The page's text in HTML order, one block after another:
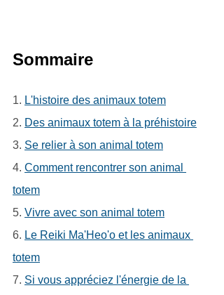
Sommaire
1. L'histoire des animaux totem
2. Des animaux totem à la préhistoire
3. Se relier à son animal totem
4. Comment rencontrer son animal
totem
5. Vivre avec son animal totem
6. Le Reiki Ma'Heo'o et les animaux
totem
7. Si vous appréciez l'énergie de la